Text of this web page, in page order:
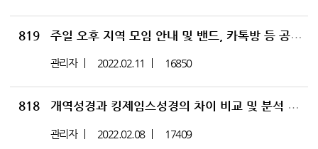
819 주일 오후 지역 모임 안내 및 밴드, 카톡방 등 공동 모임 방 글쓰기에 대하여(2022)
관리자 2022.02.11 16850
818 개역성경과 킹제임스성경의 차이 비교 및 분석 시리즈 시작
관리자 2022.02.08 17409